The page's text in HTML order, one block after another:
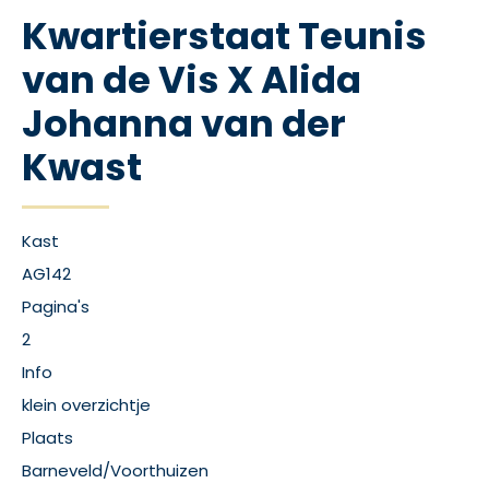
Kwartierstaat Teunis
van de Vis X Alida
Johanna van der
Kwast
Kast
AG142
Pagina's
2
Info
klein overzichtje
Plaats
Barneveld/Voorthuizen